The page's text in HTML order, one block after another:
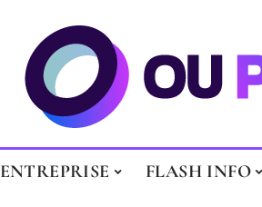
ENTREPRISE FLASH INFO